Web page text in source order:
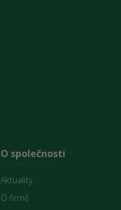
O společnosti
Aktuality
O firmě